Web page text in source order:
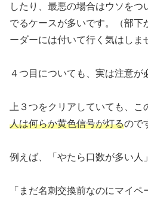
したり、最悪の場合はウソを
でるケースが多いです。（部下
ーダーには付いて行く気はしま
４つ目についても、実は注意が
上３つをクリアしていても、こ
人は何らか黄色信号が灯るので
例えば、「やたら口数が多い人
「まだ名刺交換前なのにマイ